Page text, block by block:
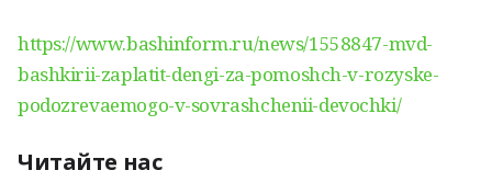
https://www.bashinform.ru/news/1558847-mvd-
bashkirii-zaplatit-dengi-za-pomoshch-v-rozyske-
podozrevaemogo-v-sovrashchenii-devochki/
Читайте нас